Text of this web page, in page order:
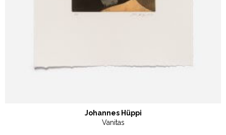
Johannes Hüppi
Vanitas